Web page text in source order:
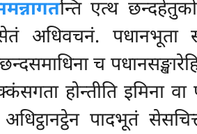
न्ति एत्थ
अधिवचनं. पधानभूता
च
होन्तीति इमिना
अधिट्ठानट्ठेन पादभूतं